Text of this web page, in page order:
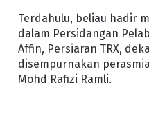
Terdahulu, beliau hadir
dalam Persidangan
Affin, Persiaran TRX,
disempurnakan
Mohd Rafizi Ramli.